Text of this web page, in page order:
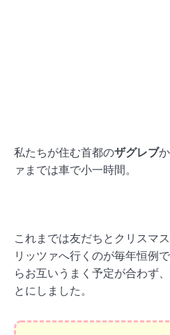
私たちが住む首都のザグレブ
ァまでは車で小一時間。
これまでは友だちとクリスマ
リッツァへ行くのが毎年恒例
らお互いうまく予定が合わず
とにしました。